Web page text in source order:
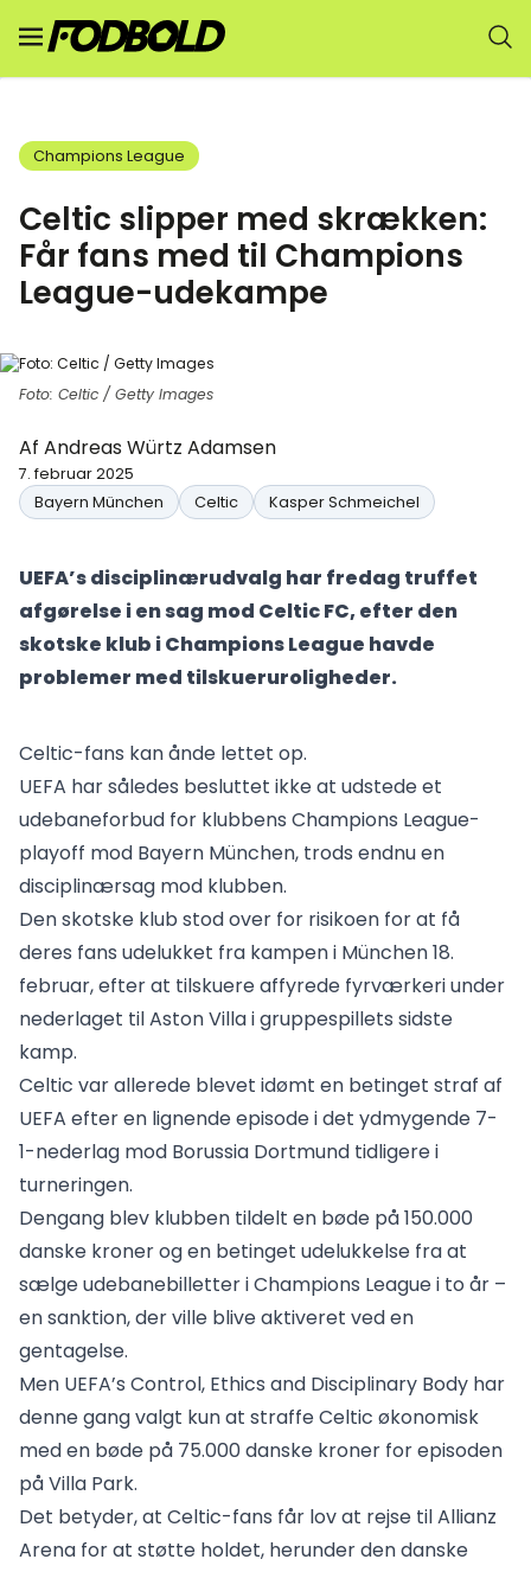
Champions League
Celtic slipper med skrækken:
Får fans med til Champions
League-udekampe
Foto: Celtic / Getty Images
Af Andreas Würtz Adamsen
7. februar 2025
Bayern München
Celtic Kasper Schmeichel
UEFA’s disciplinærudvalg har fredag truffet
afgørelse i en sag mod Celtic FC, efter den
skotske klub i Champions League havde
problemer med tilskueruroligheder.
Celtic-fans kan ånde lettet op.
UEFA har således besluttet ikke at udstede et
udebaneforbud for klubbens Champions League-
playoff mod Bayern München, trods endnu en
disciplinærsag mod klubben.
Den skotske klub stod over for risikoen for at få
deres fans udelukket fra kampen i München 18.
februar, efter at tilskuere affyrede fyrværkeri under
nederlaget til Aston Villa i gruppespillets sidste
kamp.
Celtic var allerede blevet idømt en betinget straf af
UEFA efter en lignende episode i det ydmygende 7-
1-nederlag mod Borussia Dortmund tidligere i
turneringen.
Dengang blev klubben tildelt en bøde på 150.000
danske kroner og en betinget udelukkelse fra at
sælge udebanebilletter i Champions League i to år –
en sanktion, der ville blive aktiveret ved en
gentagelse.
Men UEFA’s Control, Ethics and Disciplinary Body har
denne gang valgt kun at straffe Celtic økonomisk
med en bøde på 75.000 danske kroner for episoden
på Villa Park.
Det betyder, at Celtic-fans får lov at rejse til Allianz
Arena for at støtte holdet, herunder den danske